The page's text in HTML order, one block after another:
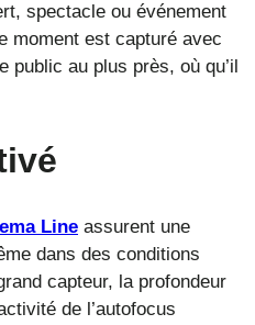
spectacle ou événement
moment est capturé avec
public au plus près, où qu’il
Line assurent une
dans des conditions
capteur, la profondeur
de l’autofocus